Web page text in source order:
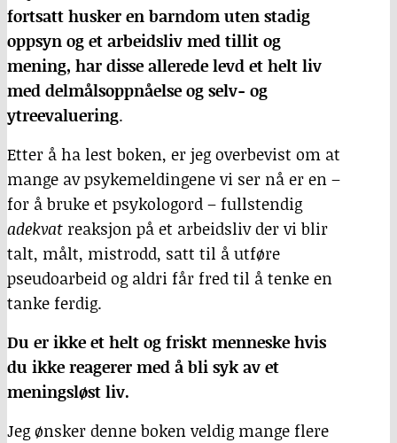
fortsatt husker en barndom uten stadig
oppsyn og et arbeidsliv med tillit og
mening, har disse allerede levd et helt liv
med delmålsoppnåelse og selv- og
ytreevaluering.
Etter å ha lest boken, er jeg overbevist om at
mange av psykemeldingene vi ser nå er en –
for å bruke et psykologord – fullstendig
adekvat reaksjon på et arbeidsliv der vi blir
talt, målt, mistrodd, satt til å utføre
pseudoarbeid og aldri får fred til å tenke en
tanke ferdig.
Du er ikke et helt og friskt menneske hvis
du ikke reagerer med å bli syk av et
meningsløst liv.
Jeg ønsker denne boken veldig mange flere